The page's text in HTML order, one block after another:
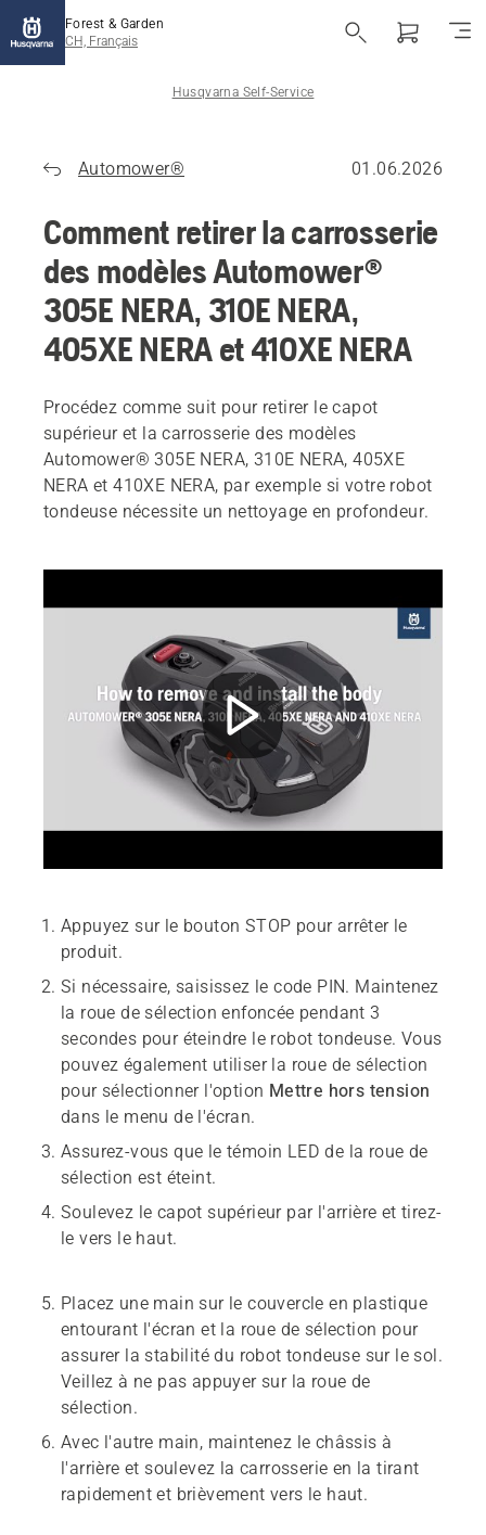
Forest & Garden
CH, Français
Husqvarna Self-Service
Automower® 01.06.2026
Comment retirer la carrosserie
des modèles Automower®
305E NERA, 310E NERA,
405XE NERA et 410XE NERA
Procédez comme suit pour retirer le capot
supérieur et la carrosserie des modèles
Automower® 305E NERA, 310E NERA, 405XE
NERA et 410XE NERA, par exemple si votre robot
tondeuse nécessite un nettoyage en profondeur.
Appuyez sur le bouton STOP pour arrêter le
produit.
Si nécessaire, saisissez le code PIN. Maintenez
la roue de sélection enfoncée pendant 3
secondes pour éteindre le robot tondeuse. Vous
pouvez également utiliser la roue de sélection
pour sélectionner l'option Mettre hors tension
dans le menu de l'écran.
Assurez-vous que le témoin LED de la roue de
sélection est éteint.
Soulevez le capot supérieur par l'arrière et tirez-
le vers le haut.
Placez une main sur le couvercle en plastique
entourant l'écran et la roue de sélection pour
assurer la stabilité du robot tondeuse sur le sol.
Veillez à ne pas appuyer sur la roue de
sélection.
Avec l'autre main, maintenez le châssis à
l'arrière et soulevez la carrosserie en la tirant
rapidement et brièvement vers le haut.